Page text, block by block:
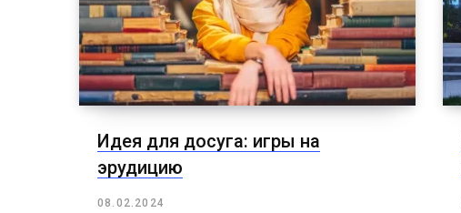
Идея для досуга: игры на
эрудицию
08.02.2024